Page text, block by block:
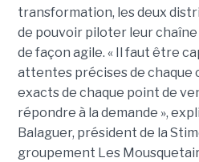
transformation, les deux
de pouvoir piloter leur
de façon agile. « Il faut être
attentes précises de chaque
exacts de chaque point de
répondre à la demande »,
Balaguer, président de la
groupement Les